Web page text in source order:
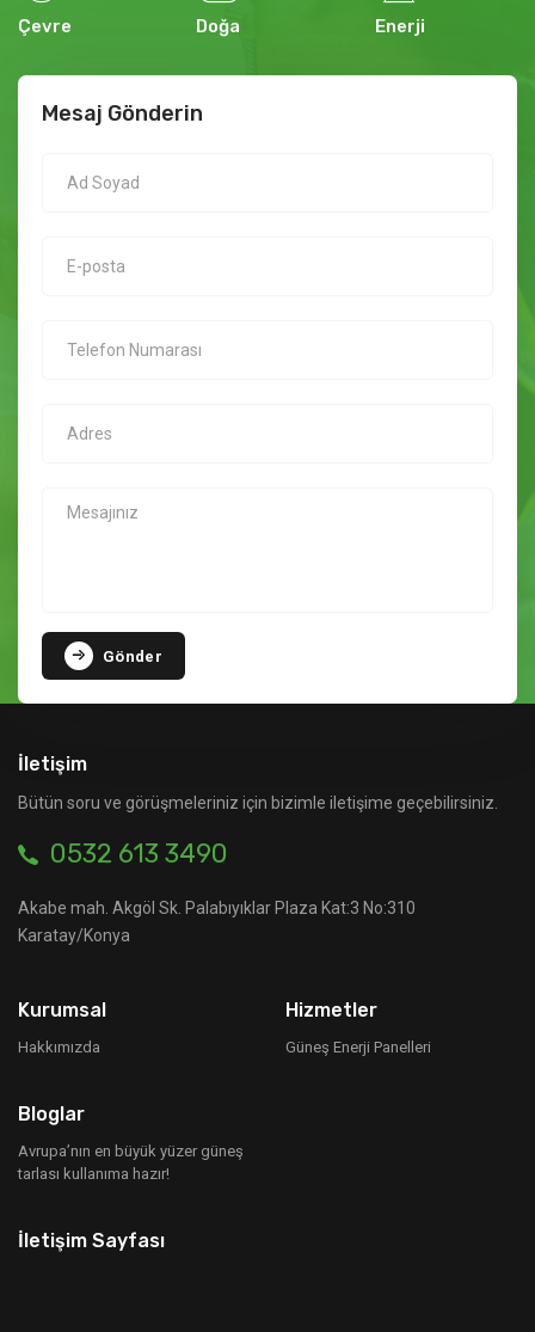
Çevre Doğa Enerji
Mesaj Gönderin
Gönder
İletişim
Bütün soru ve görüşmeleriniz için bizimle iletişime geçebilirsiniz.
0532 613 3490
Akabe mah. Akgöl Sk. Palabıyıklar Plaza Kat:3 No:310
Karatay/Konya
Kurumsal
Hakkımızda
Hizmetler
Güneş Enerji Panelleri
Bloglar
Avrupa’nın en büyük yüzer güneş
tarlası kullanıma hazır!
İletişim Sayfası